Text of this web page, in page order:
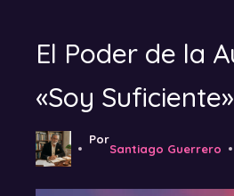
El Poder de la
«Soy
Por
Santiago Guerrero